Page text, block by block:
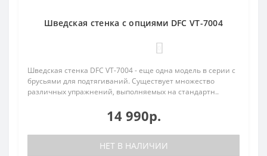
Шведская стенка с опциями DFC VT-7004
Шведская стенка DFC VT-7004 - еще одна модель в серии с
брусьями для подтягиваний. Существует множество
различных упражнений, выполняемых на стандартн..
14 990р.
НЕТ В НАЛИЧИИ